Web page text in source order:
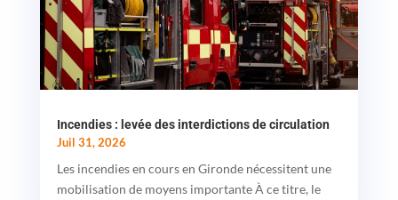
Incendies : levée des interdictions de circulation
Juil 31, 2026
Les incendies en cours en Gironde nécessitent une
mobilisation de moyens importante À ce titre, le